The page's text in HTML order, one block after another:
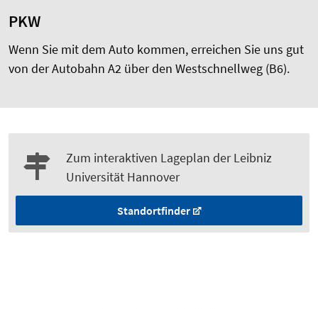
PKW
Wenn Sie mit dem Auto kommen, erreichen Sie uns gut
von der Autobahn A2 über den Westschnellweg (B6).
Zum interaktiven Lageplan der Leibniz
Universität Hannover
Standortfinder